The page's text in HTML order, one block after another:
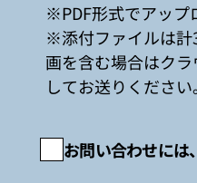
※PDF形式でアップ
※添付ファイルは計
画を含む場合はク
してお送りください
お問い合わせには、